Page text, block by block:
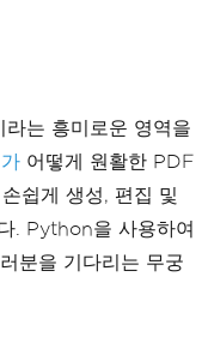
는 흥미로운 영역을
어떻게 원활한 PDF
쉽게 생성, 편집 및
. Python을 사용하여
분을 기다리는 무궁